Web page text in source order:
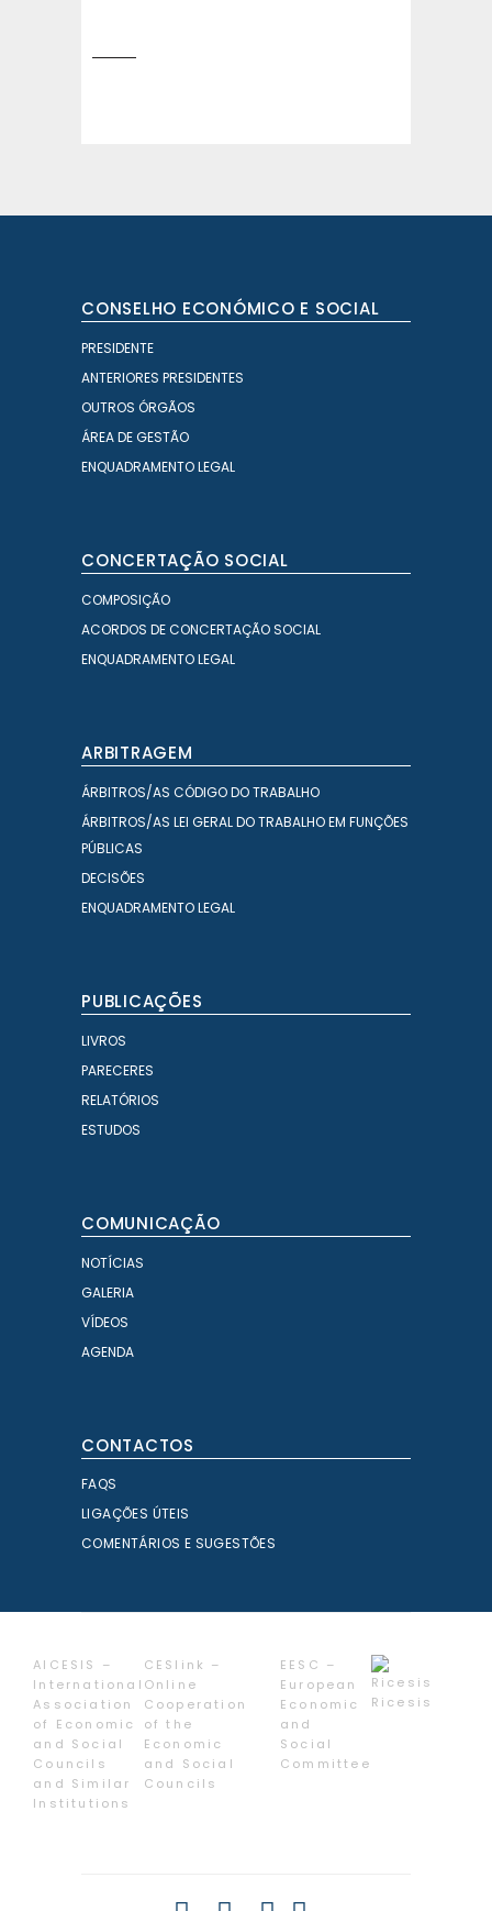
CONSELHO ECONÓMICO E SOCIAL
PRESIDENTE
ANTERIORES PRESIDENTES
OUTROS ÓRGÃOS
ÁREA DE GESTÃO
ENQUADRAMENTO LEGAL
CONCERTAÇÃO SOCIAL
COMPOSIÇÃO
ACORDOS DE CONCERTAÇÃO SOCIAL
ENQUADRAMENTO LEGAL
ARBITRAGEM
ÁRBITROS/AS CÓDIGO DO TRABALHO
ÁRBITROS/AS LEI GERAL DO TRABALHO EM FUNÇÕES
PÚBLICAS
DECISÕES
ENQUADRAMENTO LEGAL
PUBLICAÇÕES
LIVROS
PARECERES
RELATÓRIOS
ESTUDOS
COMUNICAÇÃO
NOTÍCIAS
GALERIA
VÍDEOS
AGENDA
CONTACTOS
FAQS
LIGAÇÕES ÚTEIS
COMENTÁRIOS E SUGESTÕES
AICESIS –
International
Association
of Economic
and Social
Councils
and Similar
Institutions
CESlink –
Online
Cooperation
of the
Economic
and Social
Councils
EESC –
European
Economic
and
Social
Committee
Ricesis